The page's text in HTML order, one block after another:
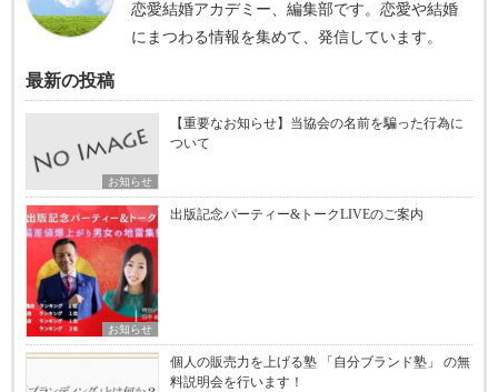
恋愛結婚アカデミー、編集部です。恋愛や結婚
にまつわる情報を集めて、発信しています。
最新の投稿
お知らせ
【重要なお知らせ】当協会の名前を騙った行為に
ついて
お知らせ
出版記念パーティー&トークLIVEのご案内
個人の販売力を上げる塾 「自分ブランド塾」 の無
料説明会を行います！